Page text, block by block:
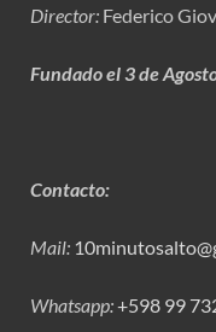
Director: Federico
Fundado el 3 de
Contacto:
Mail:
Whatsapp:+598 99